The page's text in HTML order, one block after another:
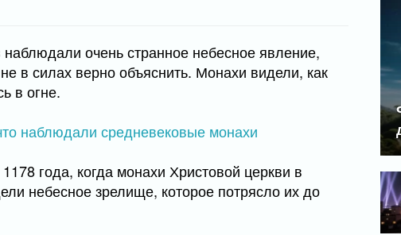
очень странное небесное явление,
в силах верно объяснить. Монахи видели, как
в огне.
года, когда монахи Христовой церкви в
небесное зрелище, которое потрясло их до